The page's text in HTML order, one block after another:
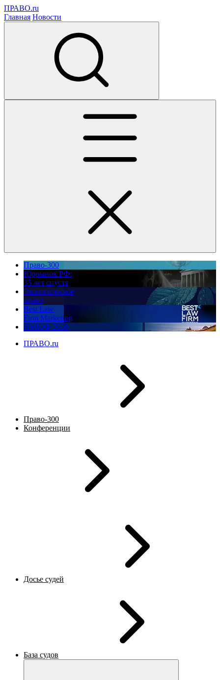
ПРАВО.ru
Главная Новости
Право-300
Юррынок РФ:
35 лет спустя
Экологическое
право
Best Law
Firm Marketing
ПМЮФ 2026
ПРАВО.ru
Право-300
Конференции
Досье судей
База судов